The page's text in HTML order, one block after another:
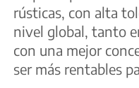
rústicas, con alta
nivel global, tanto
con una mejor
ser más rentables